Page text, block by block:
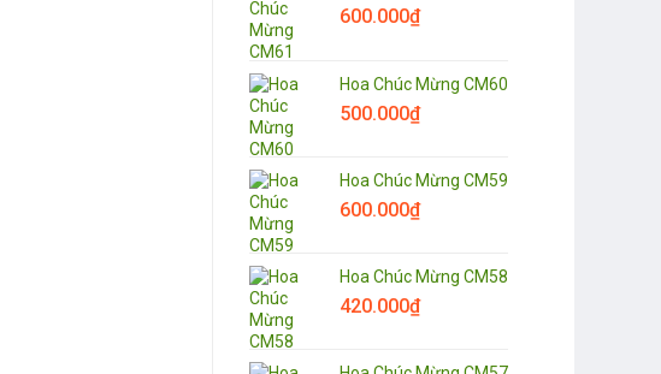
600.000₫
Hoa Chúc Mừng CM60
500.000₫
Hoa Chúc Mừng CM59
600.000₫
Hoa Chúc Mừng CM58
420.000₫